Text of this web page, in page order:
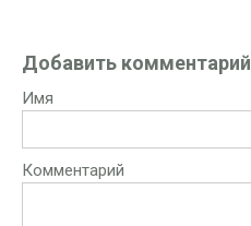
Добавить комментарий
Имя
Комментарий